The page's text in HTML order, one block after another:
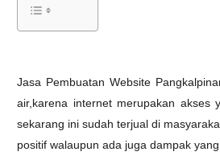
Jasa Pembuatan Website
air,karena internet merupakan akses
sekarang ini sudah terjual di
positif walaupun ada juga dampak